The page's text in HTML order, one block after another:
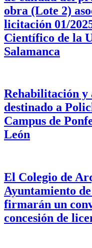
obra (Lote 2)
licitación 01/
Científico de la
Salamanca
Rehabilitación y
destinado a
Campus de
León
El Colegio de
Ayuntamiento
firmarán un
concesión de